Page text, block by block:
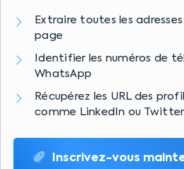
Extraire toutes les
page
Identifier les numéros de
WhatsApp
Récupérez les URL des
comme LinkedIn ou Twitter
Inscrivez-vous